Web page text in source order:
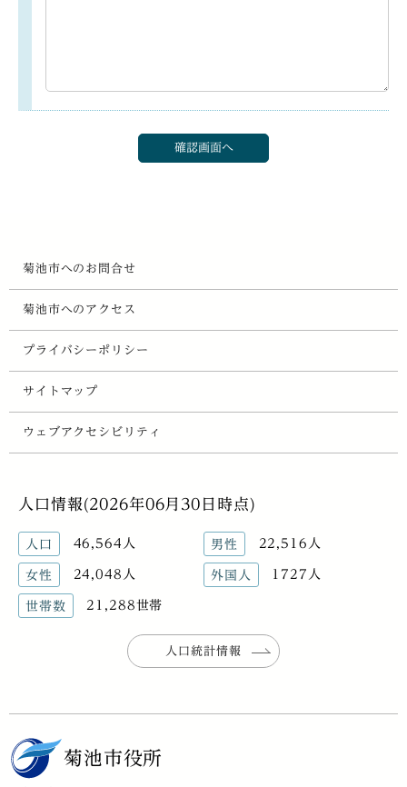
菊池市へのお問合せ
菊池市へのアクセス
プライバシーポリシー
サイトマップ
ウェブアクセシビリティ
人口情報(2026年06月30日時点)
人口 46,564人 男性 22,516人
女性 24,048人 外国人 1727人
世帯数 21,288世帯
人口統計情報
菊池市役所